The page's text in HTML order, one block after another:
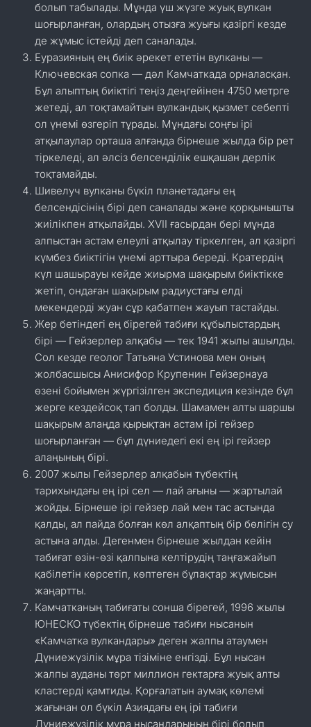
болып табылады. Мұнда үш жүзге жуық вулкан
шоғырланған, олардың отызға жуығы қазіргі кезде
де жұмыс істейді деп саналады.
Еуразияның ең биік әрекет ететін вулканы —
Ключевская сопка — дәл Камчаткада орналасқан.
Бұл алыптың биіктігі теңіз деңгейінен 4750 метрге
жетеді, ал тоқтамайтын вулкандық қызмет себепті
ол үнемі өзгеріп тұрады. Мұндағы соңғы ірі
атқылаулар орташа алғанда бірнеше жылда бір рет
тіркеледі, ал әлсіз белсенділік ешқашан дерлік
тоқтамайды.
Шивелуч вулканы бүкіл планетадағы ең
белсендісінің бірі деп саналады және қорқынышты
жиілікпен атқылайды. XVII ғасырдан бері мұнда
алпыстан астам елеулі атқылау тіркелген, ал қазіргі
күмбез биіктігін үнемі арттыра береді. Кратердің
күл шашырауы кейде жиырма шақырым биіктікке
жетіп, ондаған шақырым радиустағы елді
мекендерді жуан сұр қабатпен жауып тастайды.
Жер бетіндегі ең бірегей табиғи құбылыстардың
бірі — Гейзерлер алқабы — тек 1941 жылы ашылды.
Сол кезде геолог Татьяна Устинова мен оның
жолбасшысы Анисифор Крупенин Гейзернaya
өзені бойымен жүргізілген экспедиция кезінде бұл
жерге кездейсоқ тап болды. Шамамен алты шаршы
шақырым алаңда қырықтан астам ірі гейзер
шоғырланған — бұл дүниедегі екі ең ірі гейзер
алаңының бірі.
2007 жылы Гейзерлер алқабын түбектің
тарихындағы ең ірі сел — лай ағыны — жартылай
жойды. Бірнеше ірі гейзер лай мен тас астында
қалды, ал пайда болған көл алқаптың бір бөлігін су
астына алды. Дегенмен бірнеше жылдан кейін
табиғат өзін-өзі қалпына келтірудің таңғажайып
қабілетін көрсетіп, көптеген бұлақтар жұмысын
жаңартты.
Камчатканың табиғаты сонша бірегей, 1996 жылы
ЮНЕСКО түбектің бірнеше табиғи нысанын
«Камчатка вулкандары» деген жалпы атаумен
Дүниежүзілік мұра тізіміне енгізді. Бұл нысан
жалпы ауданы төрт миллион гектарға жуық алты
кластерді қамтиды. Қорғалатын аумақ көлемі
жағынан ол бүкіл Азиядағы ең ірі табиғи
Дүниежүзілік мұра нысандарының бірі болып